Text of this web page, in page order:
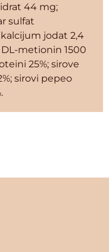
44 mg;
sulfat
jodat 2,4
metionin 1500
25%; sirove
sirovi pepeo